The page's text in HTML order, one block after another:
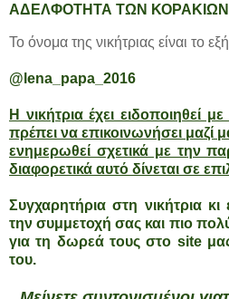
ΑΔΕΛΦΟΤΗΤΑ ΤΩΝ
Το όνομα της νικήτριας είναι το
@lena_papa_2016
Η νικήτρια έχει ειδοποιηθεί
πρέπει να επικοινωνήσει μαζί
ενημερωθεί σχετικά με την
διαφορετικά αυτό δίνεται σε
Συγχαρητήρια στη νικήτρια
την συμμετοχή σας και πιο
για τη δωρεά τους στο site
του.